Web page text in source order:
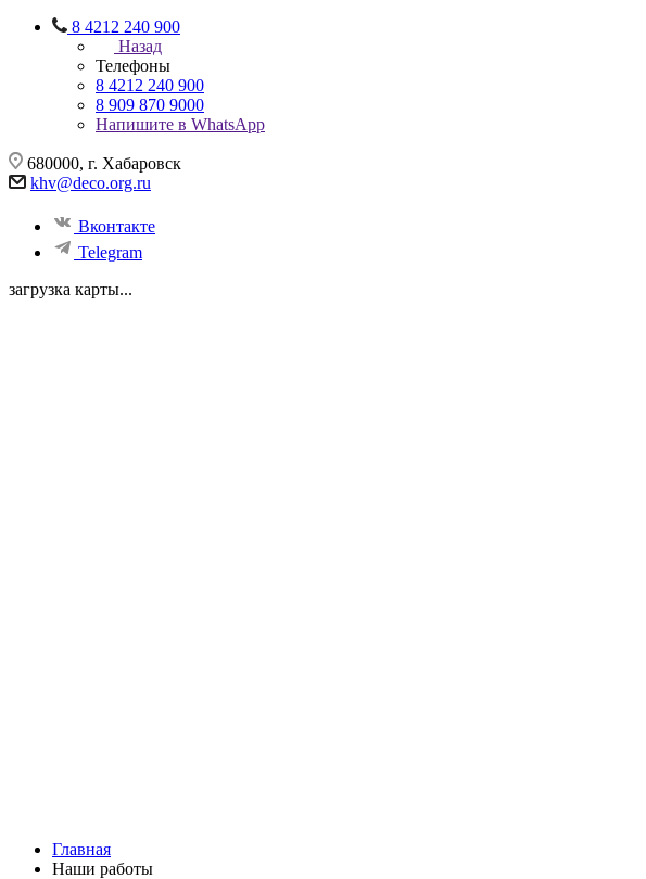
8 4212 240 900
Назад
Телефоны
8 4212 240 900
8 909 870 9000
Напишите в WhatsApp
680000, г. Хабаровск
khv@deco.org.ru
Вконтакте
Telegram
загрузка карты...
Главная
Наши работы